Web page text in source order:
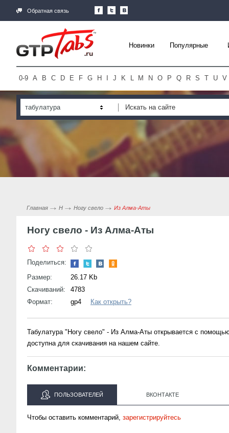
Обратная связь
Новинки Популярные
0-9 A B C D E F G H J K L M N O P Q R S T U V
табулатура
Главная Н Ногу свело Из Алма-Аты
Ногу свело - Из Алма-Аты
Поделиться:
Размер:
26.17 Kb
Скачиваний:
4783
Формат:
gp4 Как открыть?
Табулатура "Ногу свело" - Из Алма-Аты открывается с
доступна для скачивания на нашем сайте.
Комментарии:
ПОЛЬЗОВАТЕЛЕЙ ВКОНТАКТЕ
Чтобы оставить комментарий, зарегистрируйтесь